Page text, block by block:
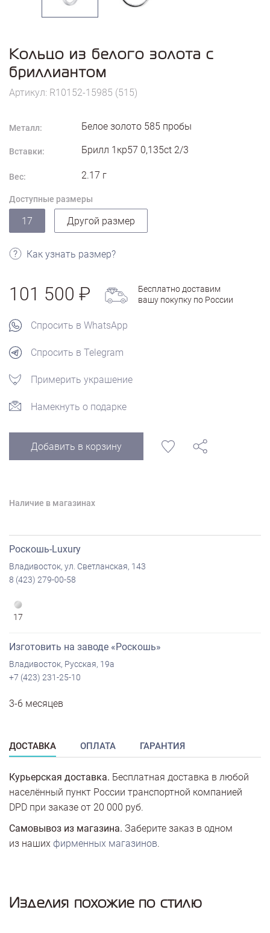
Кольцо из белого золота с
бриллиантом
Артикул: R10152-15985 (515)
Металл: Белое золото 585 пробы
Вставки: Брилл 1кр57 0,135ct 2/3
Вес: 2.17 г
Доступные размеры
17 Другой размер
Как узнать размер?
101 500
Бесплатно доставим
вашу покупку по России
Спросить в WhatsApp
Спросить в Telegram
Примерить украшение
Намекнуть о подарке
Добавить в корзину
Наличие в магазинах
Роскошь-Luxury
Владивосток, ул. Светланская, 143
8 (423) 279-00-58
17
Изготовить на заводе «Роскошь»
Владивосток, Русская, 19а
+7 (423) 231-25-10
3-6 месяцев
ДОСТАВКА ОПЛАТА ГАРАНТИЯ
Курьерская доставка. Бесплатная доставка в любой
населённый пункт России транспортной компанией
DPD при заказе от 20 000 руб.
Самовывоз из магазина. Заберите заказ в одном
из наших фирменных магазинов.
Изделия похожие по стилю